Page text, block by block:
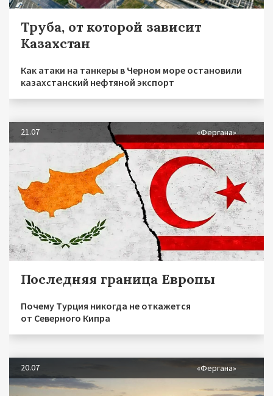
Труба, от которой зависит
Казахстан
Как атаки на танкеры в Черном море остановили
казахстанский нефтяной экспорт
21.07 «Фергана»
Последняя граница Европы
Почему Турция никогда не откажется
от Северного Кипра
20.07 «Фергана»